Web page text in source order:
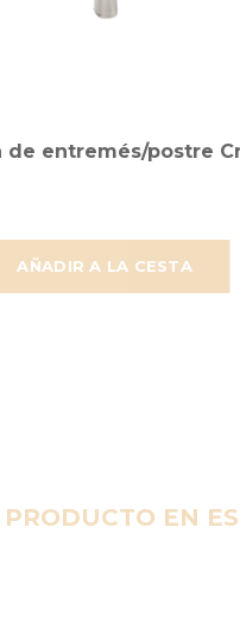
AÑADIR A LA CESTA
de entremés/postre
EN